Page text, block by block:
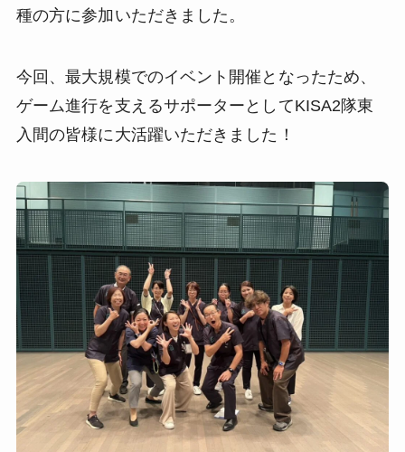
種の方に参加いただきました。
今回、最大規模でのイベント開催となったため、
ゲーム進行を支えるサポーターとしてKISA2隊東
入間の皆様に大活躍いただきました！